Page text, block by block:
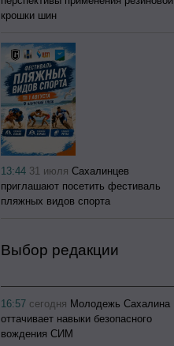
крошки шин
13:44 31 июля Сахалинцев
приглашают посетить фестиваль
пляжных видов спорта
Выбор редакции
16:57 сегодня Молодежь Сахалина
оттачивает навыки безопасного
вождения СИМ